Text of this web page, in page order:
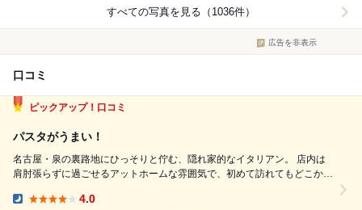
すべての写真を見る（1036件）
広告を非表示
口コミ
ピックアップ！口コミ
パスタがうまい！
名古屋・泉の裏路地にひっそりと佇む、隠れ家的なイタリアン。 店内は
肩肘張らずに過ごせるアットホームな雰囲気で、初めて訪れてもどこか落
を楽しめます。 今回いただいたパスタは、ソースと麺の一体感が素晴ら4.0